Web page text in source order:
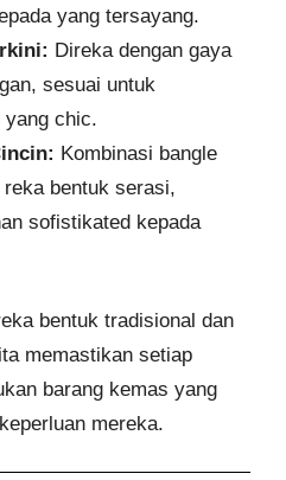
yang tersayang.
Direka dengan gaya
sesuai untuk
chic.
Kombinasi bangle
bentuk serasi,
sofistikated kepada
bentuk tradisional dan
memastikan setiap
barang kemas yang
mereka.